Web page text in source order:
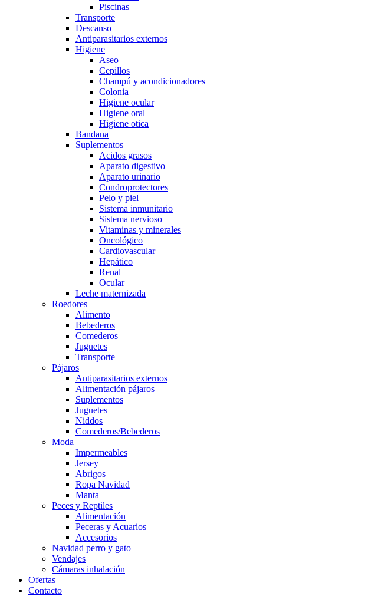
Piscinas
Transporte
Descanso
Antiparasitarios externos
Higiene
Aseo
Cepillos
Champú y acondicionadores
Colonia
Higiene ocular
Higiene oral
Higiene otica
Bandana
Suplementos
Acidos grasos
Aparato digestivo
Aparato urinario
Condroprotectores
Pelo y piel
Sistema inmunitario
Sistema nervioso
Vitaminas y minerales
Oncológico
Cardiovascular
Hepático
Renal
Ocular
Leche maternizada
Roedores
Alimento
Bebederos
Comederos
Juguetes
Transporte
Pájaros
Antiparasitarios externos
Alimentación pájaros
Suplementos
Juguetes
Niddos
Comederos/Bebederos
Moda
Impermeables
Jersey
Abrigos
Ropa Navidad
Manta
Peces y Reptiles
Alimentación
Peceras y Acuarios
Accesorios
Navidad perro y gato
Vendajes
Cámaras inhalación
Ofertas
Contacto